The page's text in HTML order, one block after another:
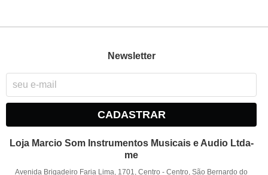
Newsletter
CADASTRAR
Loja Marcio Som Instrumentos Musicais e Audio Ltda-
me
Avenida Brigadeiro Faria Lima, 1701, Centro -Centro, São Bernardo do